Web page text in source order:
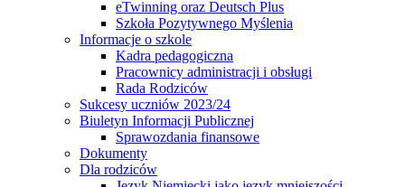
eTwinning oraz Deutsch Plus
Szkoła Pozytywnego Myślenia
Informacje o szkole
Kadra pedagogiczna
Pracownicy administracji i obsługi
Rada Rodziców
Sukcesy uczniów 2023/24
Biuletyn Informacji Publicznej
Sprawozdania finansowe
Dokumenty
Dla rodziców